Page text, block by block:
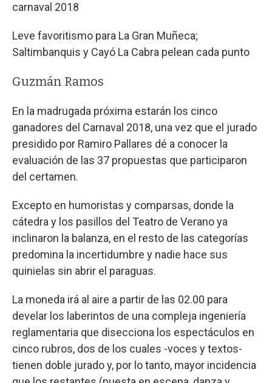
carnaval 2018
Leve favoritismo para La Gran Muñeca;
Saltimbanquis y Cayó La Cabra pelean cada punto
Guzmán Ramos
En la madrugada próxima estarán los cinco
ganadores del Carnaval 2018, una vez que el jurado
presidido por Ramiro Pallares dé a conocer la
evaluación de las 37 propuestas que participaron
del certamen.
Excepto en humoristas y comparsas, donde la
cátedra y los pasillos del Teatro de Verano ya
inclinaron la balanza, en el resto de las categorías
predomina la incertidumbre y nadie hace sus
quinielas sin abrir el paraguas.
La moneda irá al aire a partir de las 02.00 para
develar los laberintos de una compleja ingeniería
reglamentaria que disecciona los espectáculos en
cinco rubros, dos de los cuales -voces y textos-
tienen doble jurado y, por lo tanto, mayor incidencia